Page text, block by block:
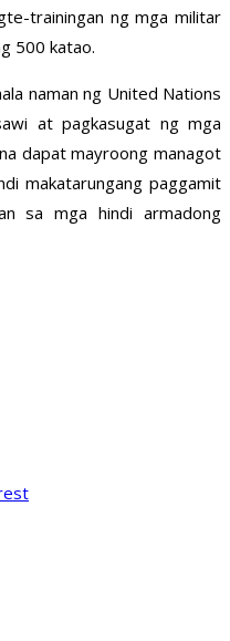
trainingan ng mga militar
500 katao.
naman ng United Nations
at pagkasugat ng mga
dapat mayroong managot
makatarungang paggamit
sa mga hindi armadong